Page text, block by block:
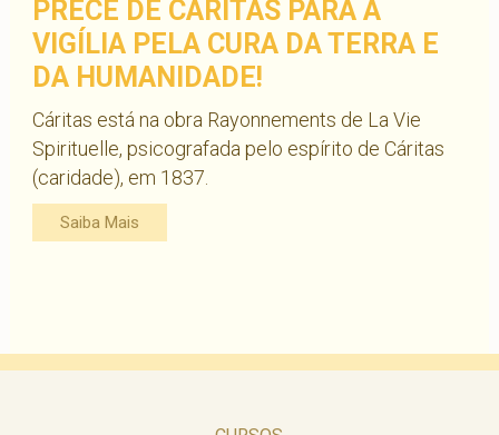
PRECE DE CÁRITAS PARA A
VIGÍLIA PELA CURA DA TERRA E
DA HUMANIDADE!
Cáritas está na obra Rayonnements de La Vie
Spirituelle, psicografada pelo espírito de Cáritas
(caridade), em 1837.
Saiba Mais